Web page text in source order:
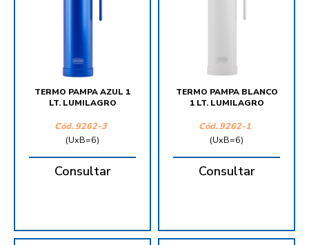
TERMO PAMPA AZUL 1
LT. LUMILAGRO
Cód. 9262-3
(UxB=6)
Consultar
TERMO PAMPA BLANCO
1 LT. LUMILAGRO
Cód. 9262-1
(UxB=6)
Consultar